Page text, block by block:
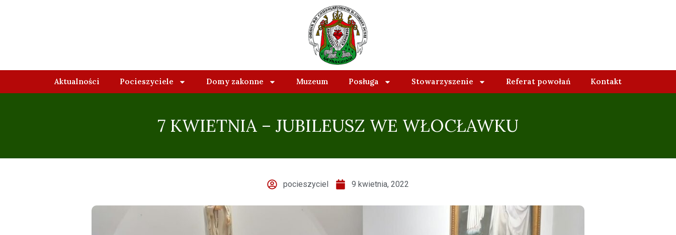
Aktualności Pocieszyciele Domy zakonne Muzeum Posługa Stowarzyszenie Referat powołań Kontakt
7 KWIETNIA – JUBILEUSZ WE WŁOCŁAWKU
pocieszyciel 9 kwietnia, 2022